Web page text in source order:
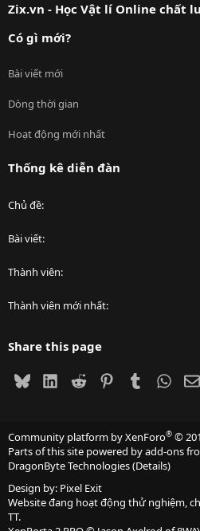
Zix.vn - Học Vật lí Online chất
Có gì mới?
Bài viết mới
Dòng thời gian
Hoạt động mới nhất
Thống kê diễn đàn
Chủ đề
Bài viết
Thành viên
Thành viên mới nhất
Share this page
BlueskyLinkedIn
Reddit PinterestTumblr
Community platform by XenForo® ©
Parts of this site powered byadd-ons
DragonByte Technologies(Details)
Design by: Pixel Exit
Website đang hoạt động thử nghiệm,
TT.